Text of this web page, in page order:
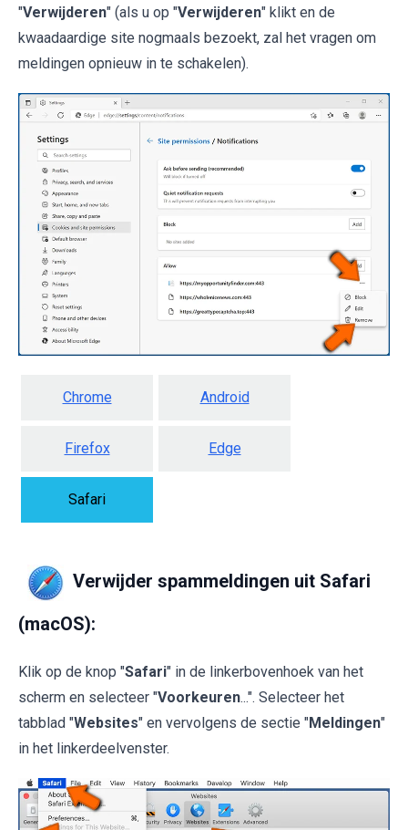
"Verwijderen" (als u op "Verwijderen" klikt en de
kwaadaardige site nogmaals bezoekt, zal het vragen om
meldingen opnieuw in te schakelen).
Chrome Android
Firefox Edge
Safari
Verwijder spammeldingen uit Safari
(macOS):
Klik op de knop "Safari" in de linkerbovenhoek van het
scherm en selecteer "Voorkeuren...". Selecteer het
tabblad "Websites" en vervolgens de sectie "Meldingen"
in het linkerdeelvenster.